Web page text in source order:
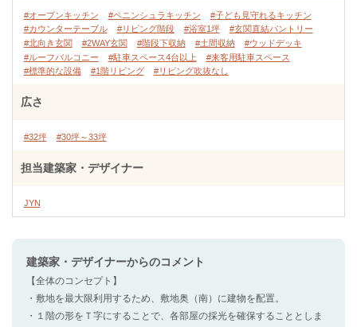
#オープンキッチン #ペニンシュラキッチン
#子ども見守れるキッチン
#カウンターテーブル
#リビング階段 #浴室1坪
#玄関直結パントリー
#北向き玄関
#2WAY玄関 #階段下収納 #土間収納
#ウッドデッキ
#ルーフバルコニー
#駐車スペース4台以上
#来客用駐車スペース
#標準的な設備
#1階リビング #リビング吹抜なし
広さ
#32坪 #30坪～33坪
担当建築家・デザイナー
JYN
建築家・デザイナーからのコメント
【全体のコンセプト】
・敷地を最大限利用するため、敷地奥（南）に建物を配置。
・１階の形をＴ字にすることで、各部屋の採光を確保することとしま